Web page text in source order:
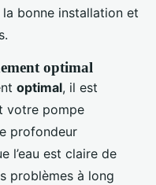
bonne installation et
optimal
optimal, il est
votre pompe
profondeur
l’eau est claire de
problèmes à long